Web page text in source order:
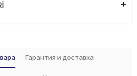
Гарантия и доставка